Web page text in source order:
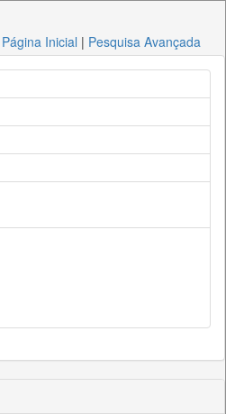
Página Inicial | Pesquisa Avançada